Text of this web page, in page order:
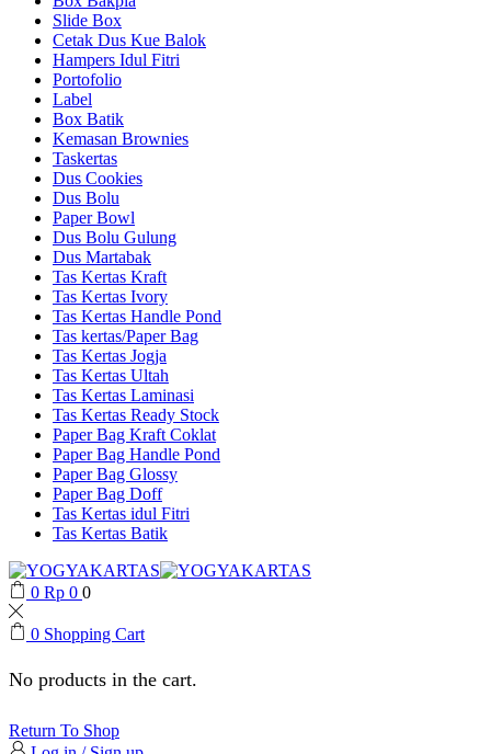
Slide Box
Cetak Dus Kue Balok
Hampers Idul Fitri
Portofolio
Label
Box Batik
Kemasan Brownies
Taskertas
Dus Cookies
Dus Bolu
Paper Bowl
Dus Bolu Gulung
Dus Martabak
Tas Kertas Kraft
Tas Kertas Ivory
Tas Kertas Handle Pond
Tas kertas/Paper Bag
Tas Kertas Jogja
Tas Kertas Ultah
Tas Kertas Laminasi
Tas Kertas Ready Stock
Paper Bag Kraft Coklat
Paper Bag Handle Pond
Paper Bag Glossy
Paper Bag Doff
Tas Kertas idul Fitri
Tas Kertas Batik
0 Rp 0 0
0 Shopping Cart
No products in the cart.
Return To Shop